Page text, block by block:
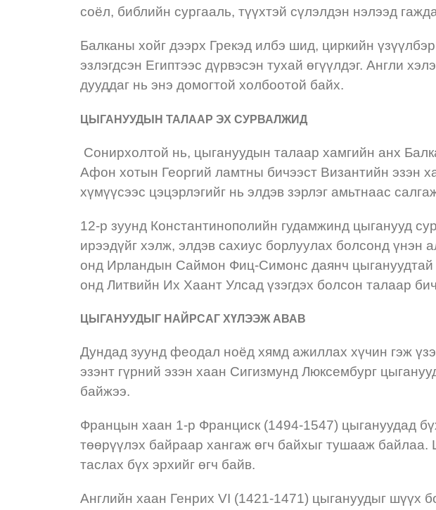
соёл, библийн сургааль, түүхтэй сүлэлдэн нэлээд
Балканы хойг дээрх Грекэд илбэ шид, циркийн
эзлэгдсэн Египтээс дүрвэсэн тухай өгүүлдэг. Англи
дууддаг нь энэ домогтой холбоотой байх.
ЦЫГАНУУДЫН ТАЛААР ЭХ СУРВАЛЖИД
Сонирхолтой нь, цыгануудын талаар хамгийн анх
Афон хотын Георгий ламтны бичээст Византийн эзэн
хүмүүсээс цэцэрлэгийг нь элдэв зэрлэг амьтнаас
12-р зуунд Константинополийн гудамжинд цыганууд
ирээдүйг хэлж, элдэв сахиус борлуулах болсонд
онд Ирландын Саймон Фиц-Симонс даянч
онд Литвийн Их Хаант Улсад үзэгдэх болсон талаар
ЦЫГАНУУДЫГ НАЙРСАГ ХҮЛЭЭЖ АВАВ
Дундад зуунд феодал ноёд хямд ажиллах хүчин гэж
эзэнт гүрний эзэн хаан Сигизмунд Люксембург
байжээ.
Францын хаан 1-р Франциск (1494-1547) цыгануудад
төөрүүлэх байраар хангаж өгч байхыг тушааж
таслах бүх эрхийг өгч байв.
Английн хаан Генрих VI (1421-1471) цыгануудыг шүүх